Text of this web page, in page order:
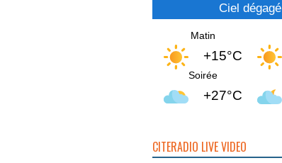
Ciel dégagé
Matin
+15°C
Soirée
+27°C
CITERADIO LIVE VIDEO